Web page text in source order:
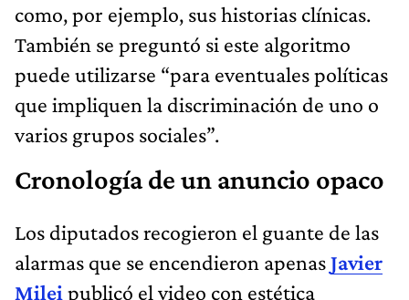
como, por ejemplo, sus historias clínicas.
También se preguntó si este algoritmo
puede utilizarse “para eventuales políticas
que impliquen la discriminación de uno o
varios grupos sociales”.
Cronología de un anuncio opaco
Los diputados recogieron el guante de las
alarmas que se encendieron apenasJavier
Milei publicó el video con estética